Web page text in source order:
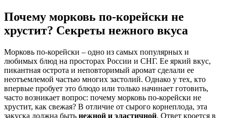
Почему морковь по-корейски не
хрустит? Секреты нежного вкуса
Морковь по-корейски – одно из самых популярных и
любимых блюд на просторах России и СНГ. Ее яркий вкус,
пикантная острота и неповторимый аромат сделали ее
неотъемлемой частью многих застолий. Однако у тех, кто
впервые пробует это блюдо или только начинает готовить,
часто возникает вопрос: почему морковь по-корейски не
хрустит, как свежая? В отличие от сырого корнеплода, эта
закуска должна быть нежной и эластичной. Ответ кроется в